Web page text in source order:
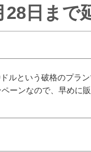
日まで
ルという破格のプラン
ーンなので、早めに